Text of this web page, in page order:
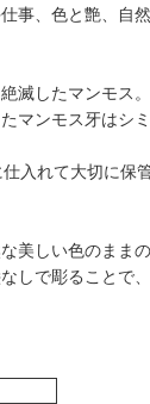
事、色と艶、自
滅したマンモス。
マンモス牙はシ
入れて大切に保
美しい色のまま
しで彫ることで